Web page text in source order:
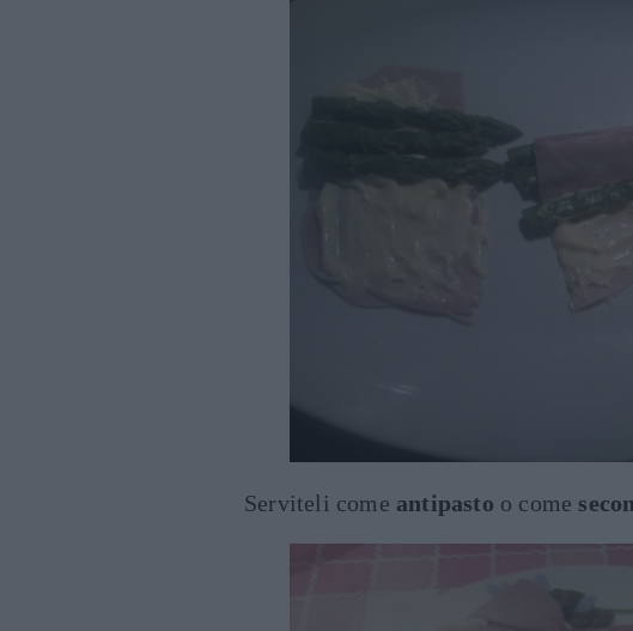
Serviteli come antipasto o come